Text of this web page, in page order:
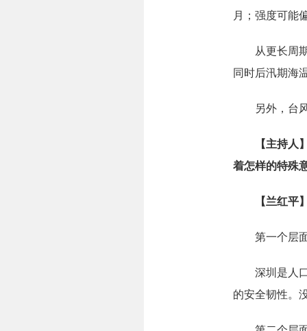
月；强度可能
从更长周期
同时后汛期海
另外，台风
【主持人
着怎样的特殊
【兰红平
第一个层面
深圳是人口
的安全韧性。